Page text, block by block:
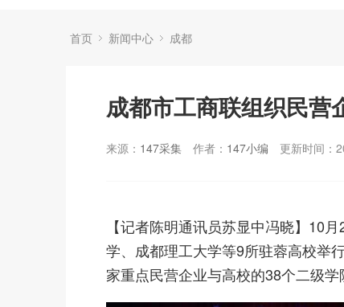
首页 新闻中心 成都
成都市工商联组织民营
来源： 147采集 作者： 147小编 更新时间：
【记者陈明通讯员苏显中冯晓】10
学、成都理工大学等9所驻蓉高校举
家重点民营企业与高校的38个二级学